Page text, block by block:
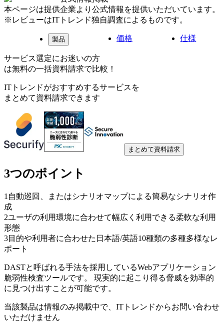
本ページは提供企業より公式情報を提供いただいています。
※レビューはITトレンド独自調査によるものです。
製品 価格 仕様
サービス選定にお迷いの方
は無料の一括資料請求で比較！
ITトレンドがおすすめするサービスを
まとめて資料請求できます
まとめて資料請求
3つのポイント
1 自動巡回、またはシナリオマップによる簡易なシナリオ作
成
2ユーザの利用環境に合わせて幅広く利用できる柔軟な利用
形態
3目的や利用者に合わせた日本語/英語10種類の多種多様なレ
ポート
DASTと呼ばれる手法を採用しているWebアプリケーション
脆弱性検査ツールです。 現実的に起こり得る脅威を効率的
に見つけ出すことが可能です。
当該製品は情報のみ掲載中で、ITトレンドからお問い合わせ
いただけません